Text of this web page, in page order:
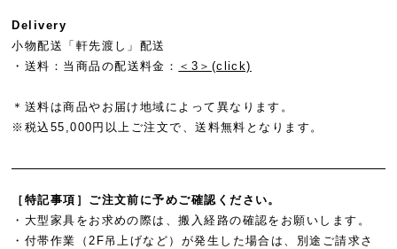
Delivery
小物配送「軒先渡し」配送
・送料： 当商品の配送料金： ＜3＞(click)
＊送料は商品やお届け地域によって異なります。
※税込55,000円以上ご注文で、送料無料となります。
［特記事項］ご注文前に予めご確認ください。
・大型家具をお求めの際は、搬入経路の確認をお願いします。
・付帯作業（2F吊上げなど）が発生した場合は、別途ご請求さ